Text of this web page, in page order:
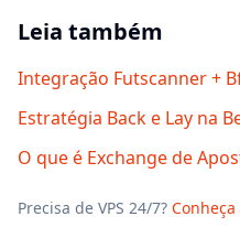
Leia também
Integração Futscanner +
Estratégia Back e Lay na
O que é Exchange de
Precisa de VPS 24/7? Conheça